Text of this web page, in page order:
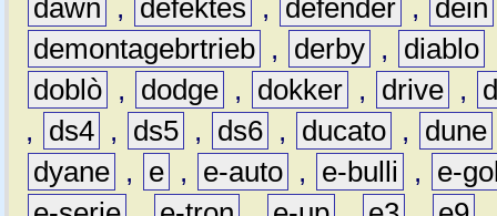
dawn , defektes , defender , dein
demontagebrtrieb , derby , diablo
doblò , dodge , dokker , drive ,
,
ds4 , ds5 , ds6 , ducato , dune
dyane , e , e-auto , e-bulli ,
e-